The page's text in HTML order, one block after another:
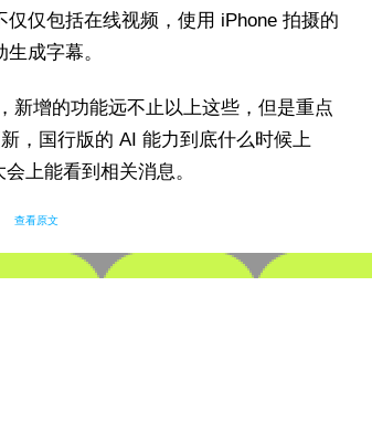
仅包括在线视频，使用 iPhone 拍摄的
成字幕。
新增的功能远不止以上这些，但是重点
，国行版的 AI 能力到底什么时候上
上能看到相关消息。
查看原文